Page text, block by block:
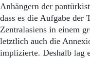
Anhängern der
dass es die Aufgabe
Zentralasiens in einem
letztlich auch die
implizierte. Deshalb lag